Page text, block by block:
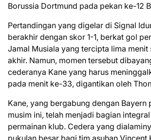
Borussia Dortmund pada pekan ke-12
Pertandingan yang digelar di Signal
berakhir dengan skor 1-1, berkat gol
Jamal Musiala yang tercipta lima menit
akhir. Namun, momen tersebut
cederanya Kane yang harus
pada menit ke-33, digantikan oleh
Kane, yang bergabung dengan Bayern
musim ini, telah menjadi bagian
permainan klub. Cedera yang